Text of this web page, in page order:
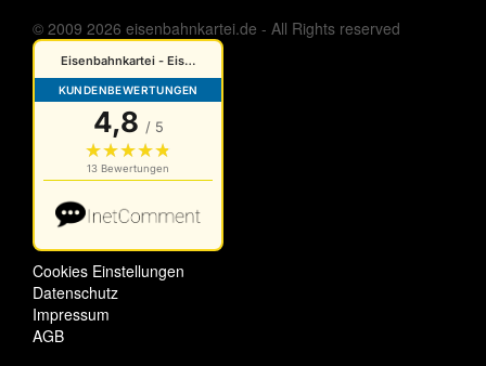
© 2009 2026 eisenbahnkartei.de - All Rights reserved
Cookies Einstellungen
Datenschutz
Impressum
AGB